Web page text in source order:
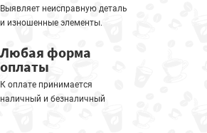
Выявляет неисправную деталь
и изношенные элементы.
Любая форма
оплаты
К оплате принимается
наличный и безналичный